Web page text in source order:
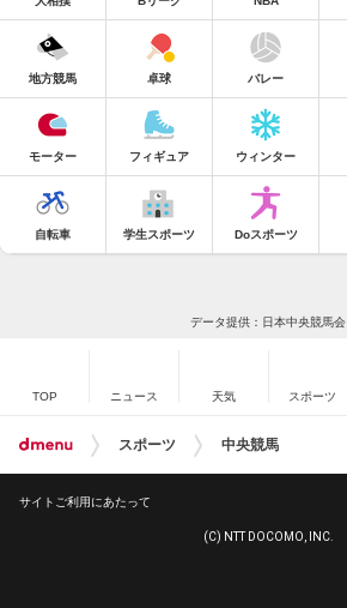
地方競馬 卓球 バレー
モーター フィギュア ウィンター
自転車 学生スポーツ Doスポーツ
データ提供：日本中央競馬会
TOP ニュース 天気 スポーツ
スポーツ 中央競馬
サイトご利用にあたって
(C) NTT DOCOMO, INC.